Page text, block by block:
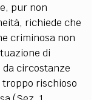
pur non
richiede che
criminosa non
di
circostanze
rischioso